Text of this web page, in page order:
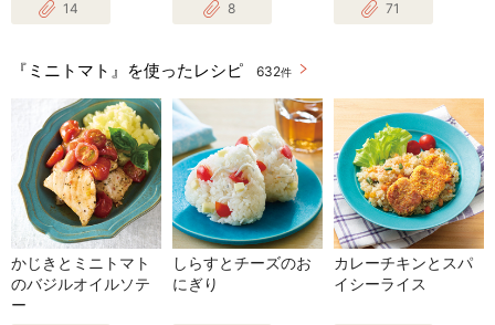
14 8 71
『ミニトマト』を使ったレシピ 632件
かじきとミニトマト
のバジルオイルソテ
ー
しらすとチーズのお
にぎり
カレーチキンとスパ
イシーライス